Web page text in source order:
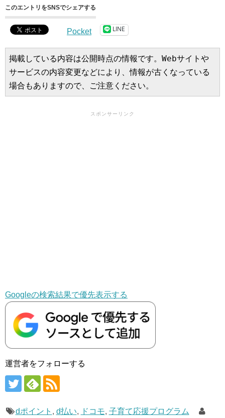
このエントリをSNSでシェアする
Pocket LINE
掲載している内容は公開時点の情報です。Webサイトや
サービスの内容変更などにより、情報が古くなっている
場合もありますので、ご注意ください。
スポンサーリンク
Googleの検索結果で優先表示する
運営者をフォローする
dポイント , d払い, ドコモ, 子育て応援プログラム